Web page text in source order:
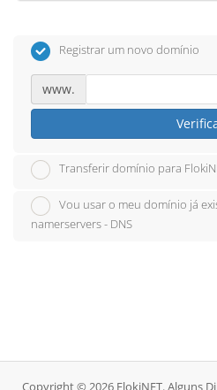
Registrar um novo domínio
www.
Transferir domínio para
Vou usar o meu domínio já
namerservers - DNS
Copyright © 2026 FlokiNET. Alguns